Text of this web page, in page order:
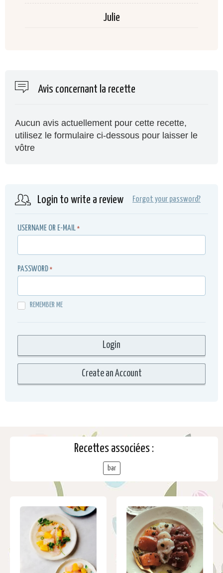
Julie
Avis concernant la recette
Aucun avis actuellement pour cette recette,
utilisez le formulaire ci-dessous pour laisser le
vôtre
Login to write a review Forgot your password?
USERNAME OR E-MAIL *
PASSWORD *
REMEMBER ME
Recettes associées :
bar